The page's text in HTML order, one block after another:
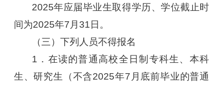
2025年应届毕业生取得学历、学位截止时
间为2025年7月31日。
（三）下列人员不得报名
1．在读的普通高校全日制专科生、本科
生、研究生（不含2025年7月底前毕业的普通